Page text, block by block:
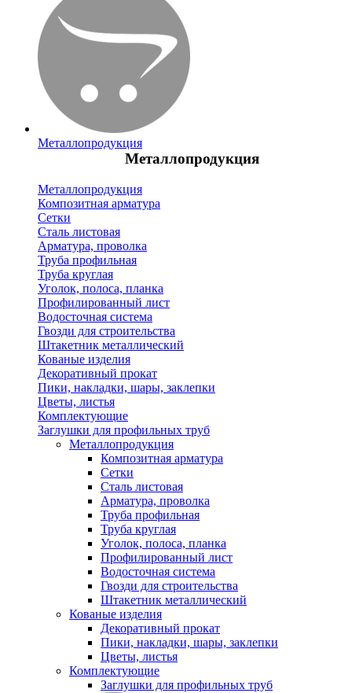
Металлопродукция
Металлопродукция
Металлопродукция
Композитная арматура
Сетки
Сталь листовая
Арматура, проволка
Труба профильная
Труба круглая
Уголок, полоса, планка
Профилированный лист
Водосточная система
Гвозди для строительства
Штакетник металлический
Кованые изделия
Декоративный прокат
Пики, накладки, шары, заклепки
Цветы, листья
Комплектующие
Заглушки для профильных труб
Металлопродукция
Композитная арматура
Сетки
Сталь листовая
Арматура, проволка
Труба профильная
Труба круглая
Уголок, полоса, планка
Профилированный лист
Водосточная система
Гвозди для строительства
Штакетник металлический
Кованые изделия
Декоративный прокат
Пики, накладки, шары, заклепки
Цветы, листья
Комплектующие
Заглушки для профильных труб